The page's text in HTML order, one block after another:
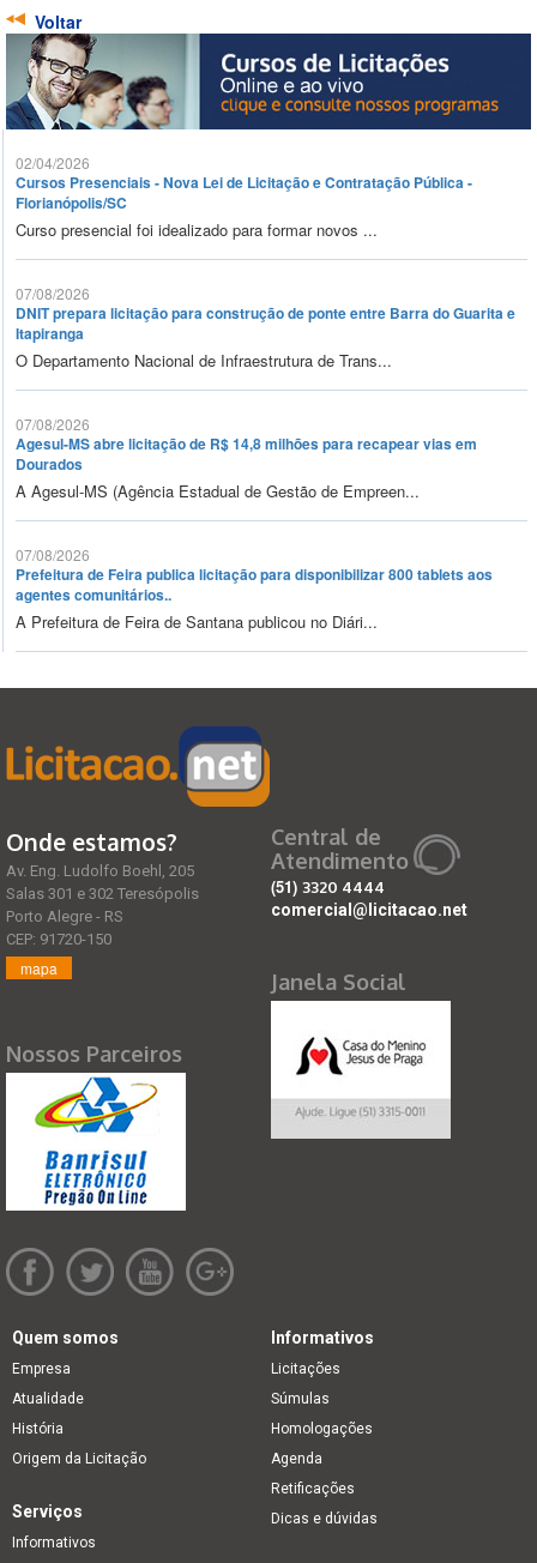
Voltar
02/04/2026
Cursos Presenciais - Nova Lei de Licitação e Contratação Pública -
Florianópolis/SC
Curso presencial foi idealizado para formar novos ...
07/08/2026
DNIT prepara licitação para construção de ponte entre Barra do Guarita e
Itapiranga
O Departamento Nacional de Infraestrutura de Trans...
07/08/2026
Agesul-MS abre licitação de R$ 14,8 milhões para recapear vias em
Dourados
A Agesul-MS (Agência Estadual de Gestão de Empreen...
07/08/2026
Prefeitura de Feira publica licitação para disponibilizar 800 tablets aos
agentes comunitários..
A Prefeitura de Feira de Santana publicou no Diári...
Onde estamos?
Av. Eng. Ludolfo Boehl, 205
Salas 301 e 302 Teresópolis
Porto Alegre - RS
CEP: 91720-150
mapa
Nossos Parceiros
Central de
Atendimento
(51) 3320 4444
comercial@licitacao.net
Janela Social
Quem somos
Empresa
Atualidade
História
Origem da Licitação
Informativos
Licitações
Súmulas
Homologações
Agenda
Retificações
Dicas e dúvidas
Serviços
Informativos